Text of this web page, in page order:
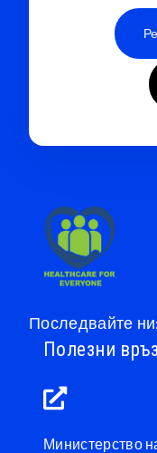
Последвайте ни:
Полезни
Министерство